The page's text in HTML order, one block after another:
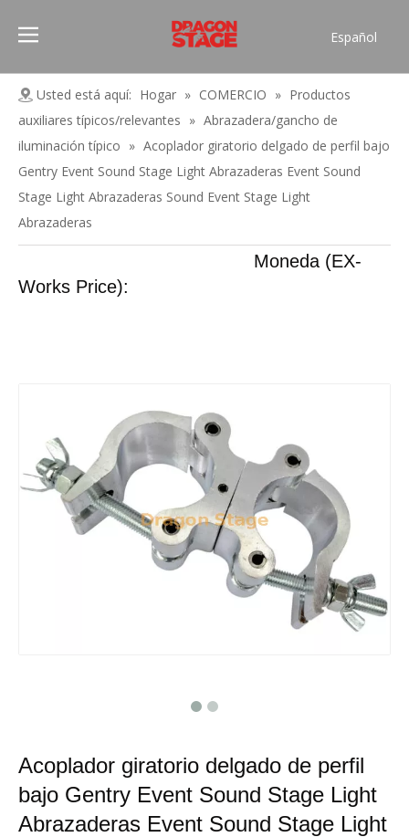
Español
Pусский
Français
العربية
简体中文
Usted está aquí: Hogar » COMERCIO » Productos
auxiliares típicos/relevantes » Abrazadera/gancho de
iluminación típico » Acoplador giratorio delgado de perfil bajo
Gentry Event Sound Stage Light Abrazaderas Event Sound
Stage Light Abrazaderas Sound Event Stage Light
Abrazaderas
Moneda (EX-
Works Price):
Acoplador giratorio delgado de perfil
bajo Gentry Event Sound Stage Light
Abrazaderas Event Sound Stage Light